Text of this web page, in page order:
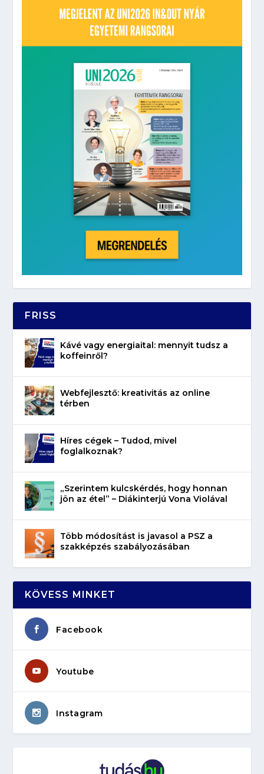
FRISS
Kávé vagy energiaital: mennyit tudsz a
koffeinről?
Webfejlesztő: kreativitás az online
térben
Híres cégek – Tudod, mivel
foglalkoznak?
„Szerintem kulcskérdés, hogy honnan
jön az étel” – Diákinterjú Vona Violával
Több módosítást is javasol a PSZ a
szakképzés szabályozásában
KÖVESS MINKET
Facebook
Youtube
Instagram